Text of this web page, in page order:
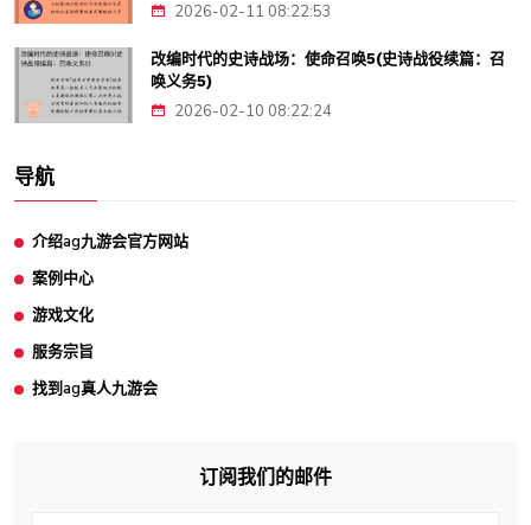
2026-02-11 08:22:53
改编时代的史诗战场：使命召唤5(史诗战役续篇：召
唤义务5)
2026-02-10 08:22:24
导航
介绍ag九游会官方网站
案例中心
游戏文化
服务宗旨
找到ag真人九游会
订阅我们的邮件